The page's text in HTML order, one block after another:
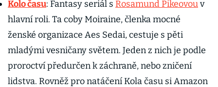
Kolo času: Fantasy seriál s Rosamund Pikeovouv
hlavní roli. Ta coby Moiraine, členka mocné
ženské organizace Aes Sedai, cestuje s pěti
mladými vesničany světem. Jeden z nich je podle
proroctví předurčen k záchraně, nebo zničení
lidstva. Rovněž pro natáčení Kola času si Amazon